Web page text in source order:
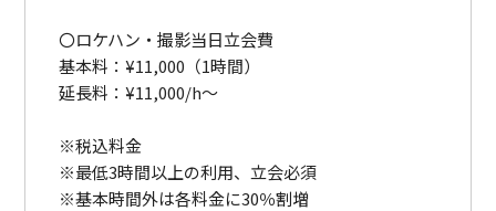
〇ロケハン・撮影当日立会費
基本料：¥11,000（1時間）
延長料：¥11,000/h〜
※税込料金
※最低3時間以上の利用、立会必須
※基本時間外は各料金に30％割増